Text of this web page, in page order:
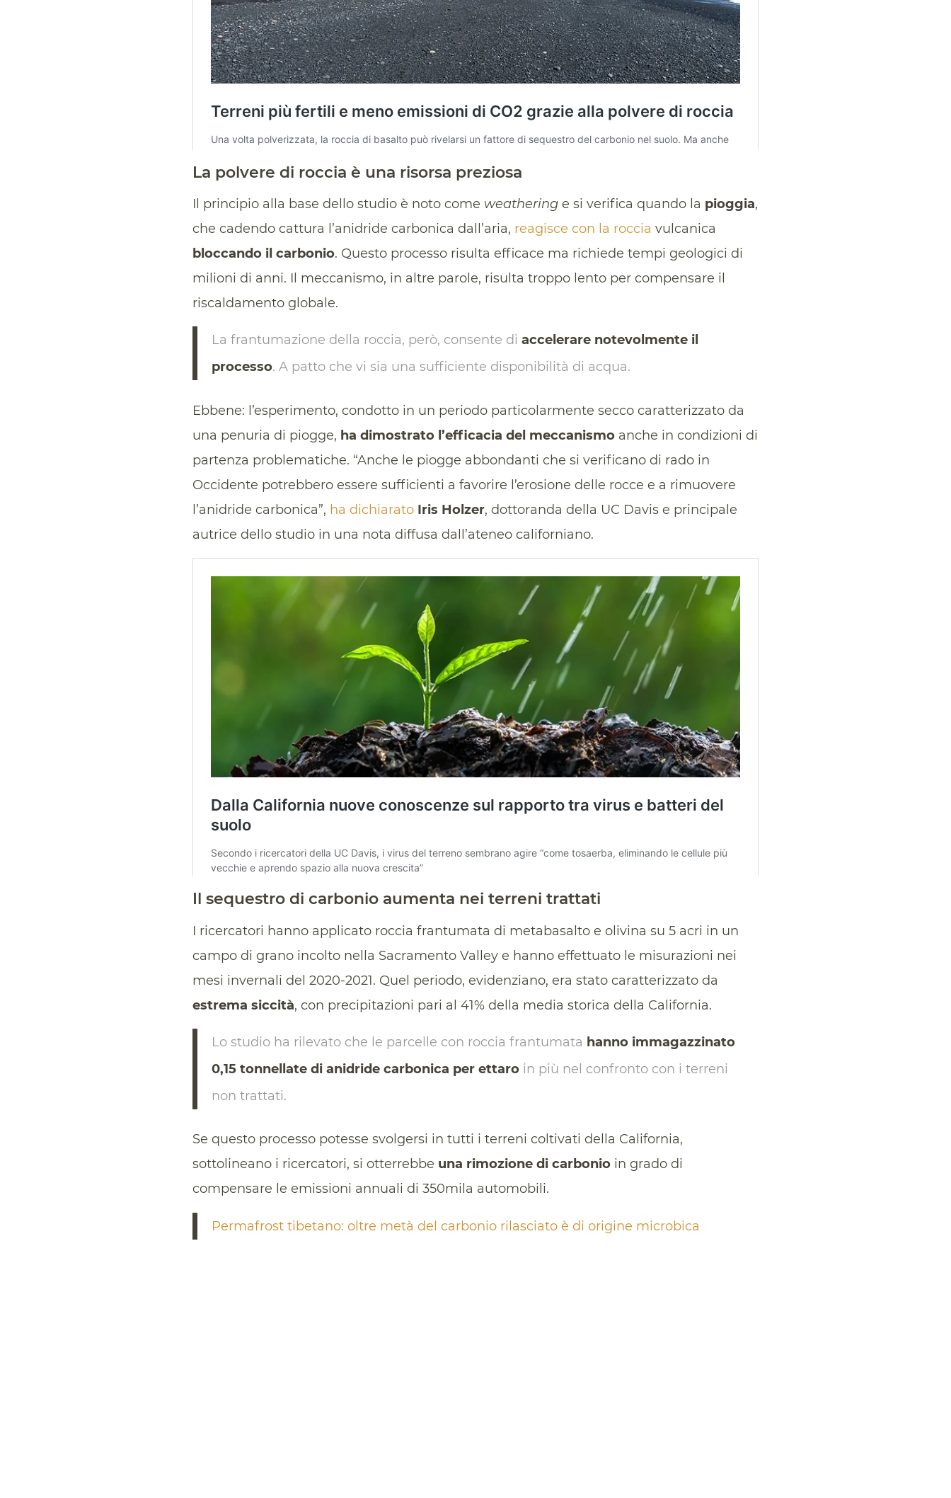
La polvere di roccia è una risorsa preziosa
Il principio alla base dello studio è noto come weathering e si verifica quando la pioggia,
che cadendo cattura l’anidride carbonica dall’aria, reagisce con la roccia vulcanica
bloccando il carbonio. Questo processo risulta efficace ma richiede tempi geologici di
milioni di anni. Il meccanismo, in altre parole, risulta troppo lento per compensare il
riscaldamento globale.
La frantumazione della roccia, però, consente di accelerare notevolmente il
processo. A patto che vi sia una sufficiente disponibilità di acqua.
Ebbene: l’esperimento, condotto in un periodo particolarmente secco caratterizzato da
una penuria di piogge, ha dimostrato l’efficacia del meccanismo anche in condizioni di
partenza problematiche. “Anche le piogge abbondanti che si verificano di rado in
Occidente potrebbero essere sufficienti a favorire l’erosione delle rocce e a rimuovere
l’anidride carbonica”, ha dichiarato Iris Holzer, dottoranda della UC Davis e principale
autrice dello studio in una nota diffusa dall’ateneo californiano.
Il sequestro di carbonio aumenta nei terreni trattati
I ricercatori hanno applicato roccia frantumata di metabasalto e olivina su 5 acri in un
campo di grano incolto nella Sacramento Valley e hanno effettuato le misurazioni nei
mesi invernali del 2020-2021. Quel periodo, evidenziano, era stato caratterizzato da
estrema siccità, con precipitazioni pari al 41% della media storica della California.
Lo studio ha rilevato che le parcelle con roccia frantumata hanno immagazzinato
0,15 tonnellate di anidride carbonica per ettaro in più nel confronto con i terreni
non trattati.
Se questo processo potesse svolgersi in tutti i terreni coltivati della California,
sottolineano i ricercatori, si otterrebbe una rimozione di carbonio in grado di
compensare le emissioni annuali di 350mila automobili.
Permafrost tibetano: oltre metà del carbonio rilasciato è di origine microbica